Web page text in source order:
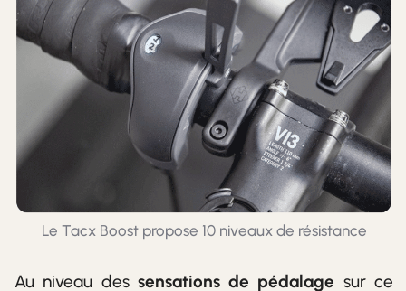
Le Tacx Boost propose 10 niveaux de résistance
Au niveau des sensations de pédalage sur ce